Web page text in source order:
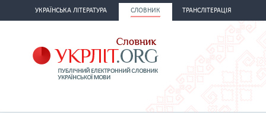
УКРАЇНСЬКА ЛІТЕРАТУРА СЛОВНИК ТРАНСЛІТЕРАЦІЯ